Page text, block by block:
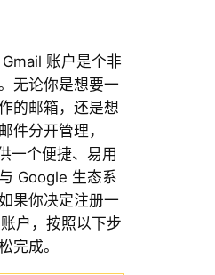
账户是个非
无论你是想要一
的邮箱，还是想
件分开管理，
一个便捷、易用
Google 生态系
果你决定注册一
户，按照以下步
完成。